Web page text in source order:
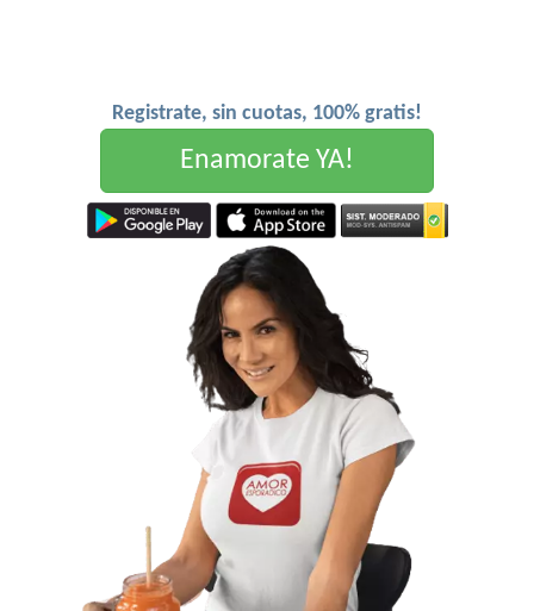
Registrate, sin cuotas, 100% gratis!
Enamorate YA!